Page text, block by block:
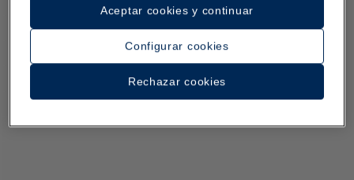
Configurar cookies
Rechazar cookies
Aceptar cookies y continuar